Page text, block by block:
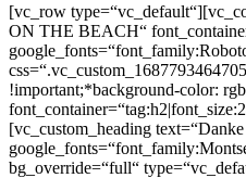
[vc_row
ON THE BEACH“
!important;*background-color:
[vc_custom_heading
bg_override=“full“